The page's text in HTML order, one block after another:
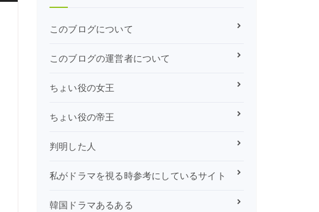
このブログについて
このブログの運営者について
ちょい役の女王
ちょい役の帝王
判明した人
私がドラマを視る時参考にしているサイト
韓国ドラマあるある